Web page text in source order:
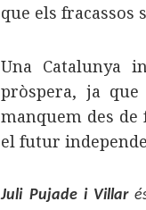
que els fracassos
Una Catalunya
pròspera, ja
manquem des
el futur
Juli Pujade i Villar